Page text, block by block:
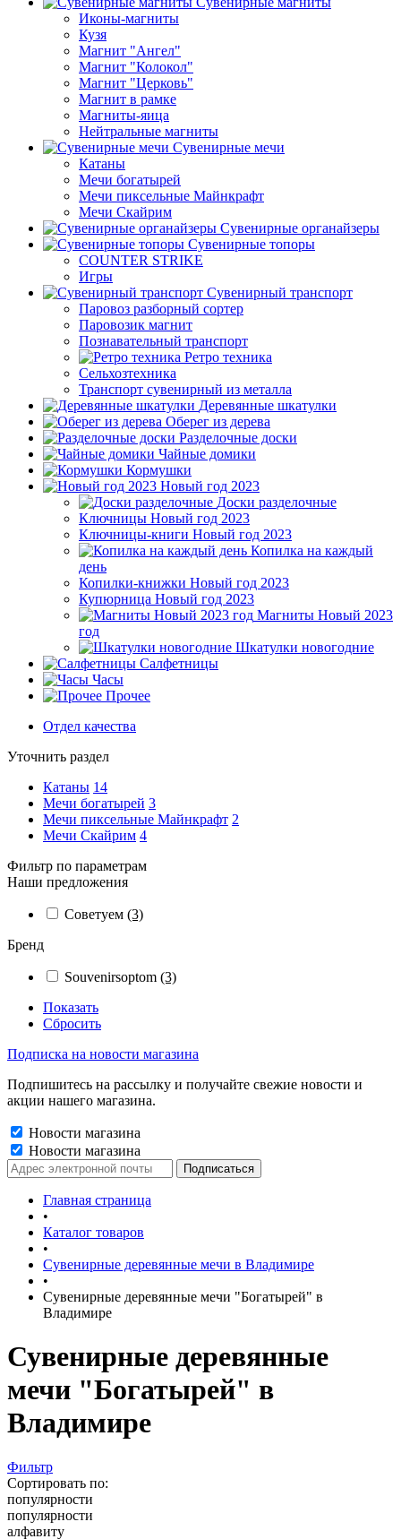
Иконы-магниты
Кузя
Магнит "Ангел"
Магнит "Колокол"
Магнит "Церковь"
Магнит в рамке
Магниты-яица
Нейтральные магниты
Сувенирные мечи
Катаны
Мечи богатырей
Мечи пиксельные Майнкрафт
Мечи Скайрим
Сувенирные органайзеры
Сувенирные топоры
COUNTER STRIKE
Игры
Сувенирный транспорт
Паровоз разборный сортер
Паровозик магнит
Познавательный транспорт
Ретро техника
Сельхозтехника
Транспорт сувенирный из металла
Деревянные шкатулки
Оберег из дерева
Разделочные доски
Чайные домики
Кормушки
Новый год 2023
Доски разделочные
Ключницы Новый год 2023
Ключницы-книги Новый год 2023
Копилка на каждый
день
Копилки-книжки Новый год 2023
Купюрница Новый год 2023
Магниты Новый 2023
год
Шкатулки новогодние
Салфетницы
Часы
Прочее
Отдел качества
Уточнить раздел
Катаны 14
Мечи богатырей 3
Мечи пиксельные Майнкрафт 2
Мечи Скайрим 4
Фильтр по параметрам
Наши предложения
Советуем (3)
Бренд
Souvenirsoptom (3)
Показать
Сбросить
Подписка на новости магазина
Подпишитесь на рассылку и получайте свежие новости и
акции нашего магазина.
Новости магазина
Новости магазина
Главная страница
•
Каталог товаров
•
Сувенирные деревянные мечи в Владимире
•
Сувенирные деревянные мечи "Богатырей" в
Владимире
Сувенирные деревянные
мечи "Богатырей" в
Владимире
Фильтр
Сортировать по:
популярности
популярности
алфавиту